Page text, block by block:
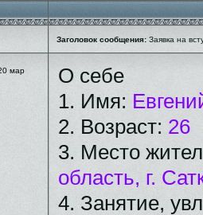
Заголовок сообщения: Заявка на
мар
О себе
1. Имя:
2. Возраст: 26
3. Место
область, г.
4. Занятие,